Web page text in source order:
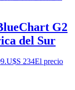
G2
del Sur
U$S 234El precio